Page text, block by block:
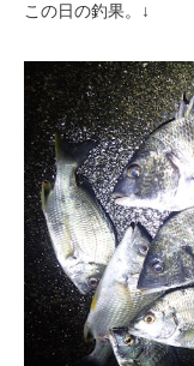
この日の釣果。↓